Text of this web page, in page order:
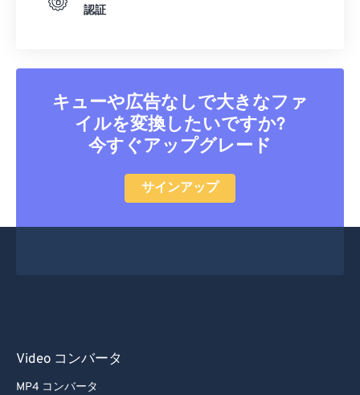
認証
キューや広告なしで大きなファ
イルを変換したいですか?
今すぐアップグレード
サインアップ
Video コンバータ
MP4 コンバータ